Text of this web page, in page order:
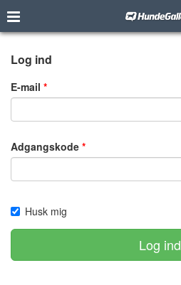
Log ind
E-mail
Adgangskode
Husk mig
Log ind